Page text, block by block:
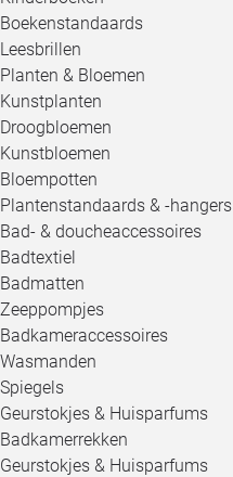
Boekenstandaards
Leesbrillen
Planten & Bloemen
Kunstplanten
Droogbloemen
Kunstbloemen
Bloempotten
Plantenstandaards & -hangers
Bad- & doucheaccessoires
Badtextiel
Badmatten
Zeeppompjes
Badkameraccessoires
Wasmanden
Spiegels
Geurstokjes & Huisparfums
Badkamerrekken
Geurstokjes & Huisparfums